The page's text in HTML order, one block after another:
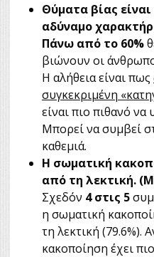
Θύματα βίας
αδύναμο
Πάνω από το 60%
βιώνουν οι
Η αλήθεια είναι πως
συγκεκριμένη
είναι πιο πιθανό
Μπορεί να συμβεί
καθεμιά.
Η σωματική
από τη λεκτική.
Σχεδόν 4 στις 5
η σωματική
τη λεκτική (79.6%).
κακοποίηση έχει